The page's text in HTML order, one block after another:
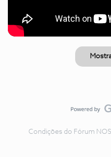
Condições do Fórum NOS